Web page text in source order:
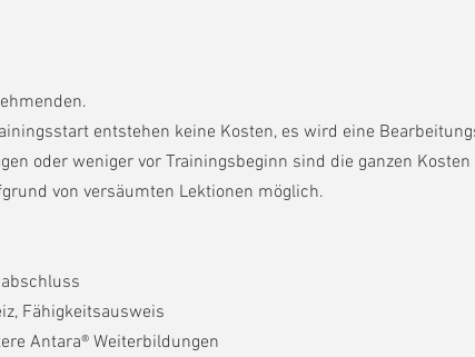
entstehen keine Kosten, es wird eine
oder weniger vor Trainingsbeginn sind die ganzen
von versäumten Lektionen möglich.
Fähigkeitsausweis
Antara® Weiterbildungen